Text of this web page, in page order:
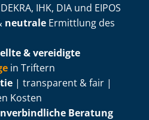
IHK, DIA und EIPOS
neutrale Ermittlung des
& vereidigte
in Triftern
| transparent & fair |
Kosten
Beratung